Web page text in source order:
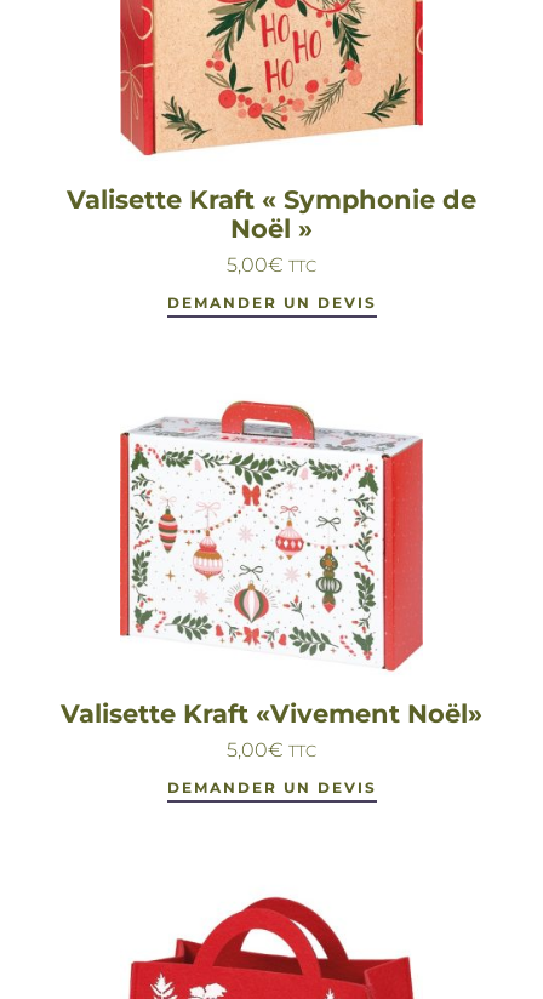
Valisette Kraft « Symphonie de
Noël »
5,00€ TTC
DEMANDER UN DEVIS
Valisette Kraft «Vivement Noël»
5,00€ TTC
DEMANDER UN DEVIS